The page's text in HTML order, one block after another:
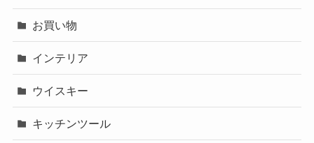
お買い物
インテリア
ウイスキー
キッチンツール